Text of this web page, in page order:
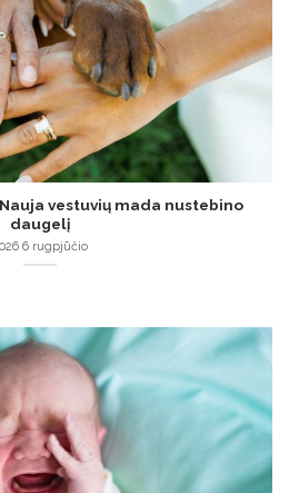
vestuvių mada nustebino
daugelį
6 rugpjūčio